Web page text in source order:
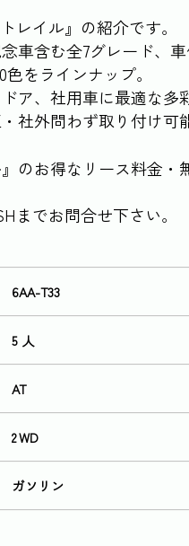
レイル』の紹介です。
車含む全7グレード、
をラインナップ。
ア、社用車に最適な多
社外問わず取り付け可
』のお得なリース料金・
までお問合せ下さい。
6AA-T33
5 人
AT
2WD
ガソリン